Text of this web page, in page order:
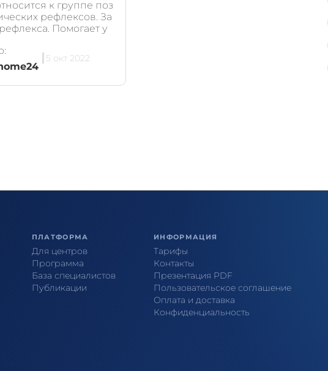
к группе поз
рефлексов. За
Помогает у
5 окт 2022
ПЛАТФОРМА
Для центров
Программа
База специалистов
Публикации
ИНФОРМАЦИЯ
Тарифы
Контакты
Презентация PDF
Пользовательское соглашение
Оплата и доставка
Конфиденциальность